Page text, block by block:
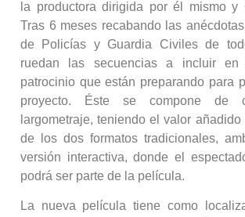
la productora dirigida por él mismo y
Tras 6 meses recabando las
de Policías y Guardia Civiles de
ruedan las secuencias a incluir
patrocinio que están preparando para
proyecto. Éste se compone de
largometraje, teniendo el valor
de los dos formatos tradicionales,
versión interactiva, donde el
podrá ser parte de la película.
La nueva película tiene como